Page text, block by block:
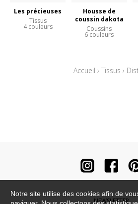
Les précieuses
Tissus
4 couleurs
Housse de
coussin dakota
Coussins
6 couleurs
Accueil › Tissus ›
NEWSLETTER
Notre site utilise des cookies afin de